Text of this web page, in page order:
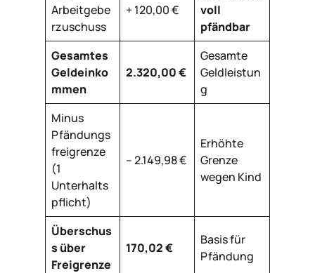
Arbeitgebe
rzuschuss
+ 120,00 €
voll
pfändbar
Gesamtes
Geldeinko
mmen
2.320,00 €
Gesamte
Geldleistun
g
Minus
Pfändungs
freigrenze
(1
Unterhalts
pflicht)
– 2.149,98 €
Erhöhte
Grenze
wegen Kind
Überschus
s über
Freigrenze
170,02 €
Basis für
Pfändung